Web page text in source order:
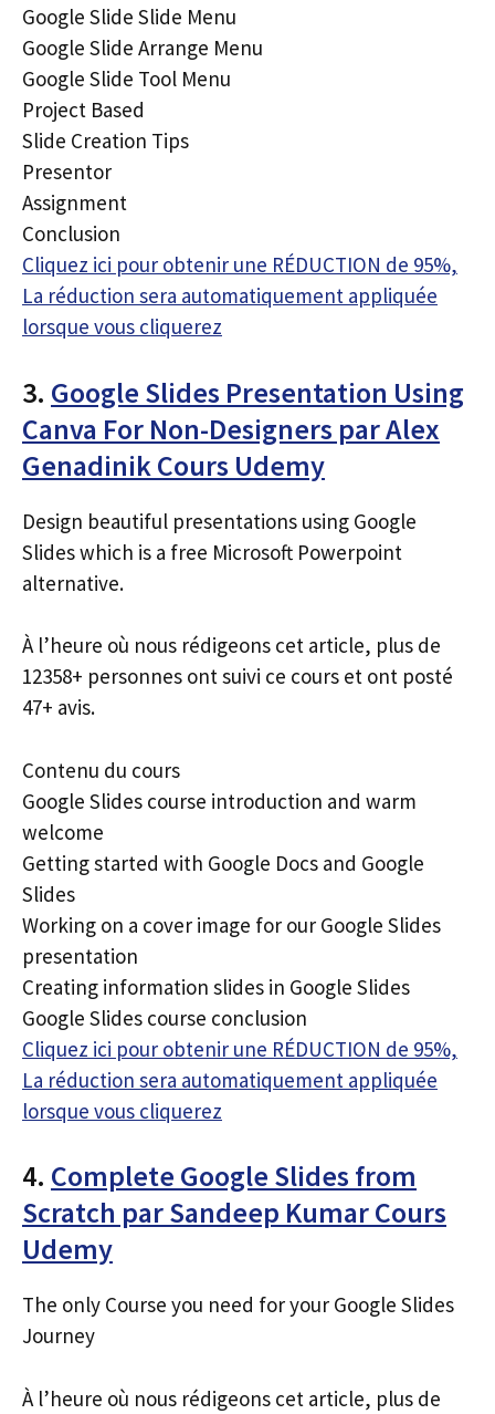
Google Slide Slide Menu
Google Slide Arrange Menu
Google Slide Tool Menu
Project Based
Slide Creation Tips
Presentor
Assignment
Conclusion
Cliquez ici pour obtenir une RÉDUCTION de 95%,
La réduction sera automatiquement appliquée
lorsque vous cliquerez
3. Google Slides Presentation Using
Canva For Non-Designers par Alex
Genadinik Cours Udemy
Design beautiful presentations using Google
Slides which is a free Microsoft Powerpoint
alternative.
À l’heure où nous rédigeons cet article, plus de
12358+ personnes ont suivi ce cours et ont posté
47+ avis.
Contenu du cours
Google Slides course introduction and warm
welcome
Getting started with Google Docs and Google
Slides
Working on a cover image for our Google Slides
presentation
Creating information slides in Google Slides
Google Slides course conclusion
Cliquez ici pour obtenir une RÉDUCTION de 95%,
La réduction sera automatiquement appliquée
lorsque vous cliquerez
4. Complete Google Slides from
Scratch par Sandeep Kumar Cours
Udemy
The only Course you need for your Google Slides
Journey
À l’heure où nous rédigeons cet article, plus de